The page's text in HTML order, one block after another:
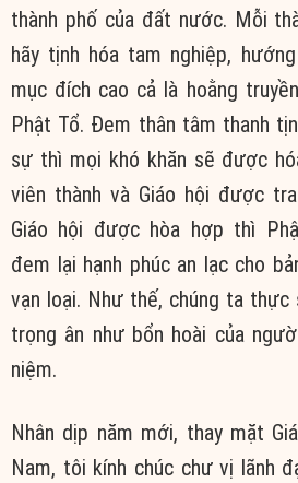
thành phố của đất nước. Mỗi
hãy tịnh hóa tam nghiệp,
mục đích cao cả là hoằng
Phật Tổ. Đem thân tâm thanh
sự thì mọi khó khăn sẽ được
viên thành và Giáo hội được
Giáo hội được hòa hợp thì
đem lại hạnh phúc an lạc cho
vạn loại. Như thế, chúng ta
trọng ân như bổn hoài của
niệm.
Nhân dịp năm mới, thay mặt
Nam, tôi kính chúc chư vị lãnh